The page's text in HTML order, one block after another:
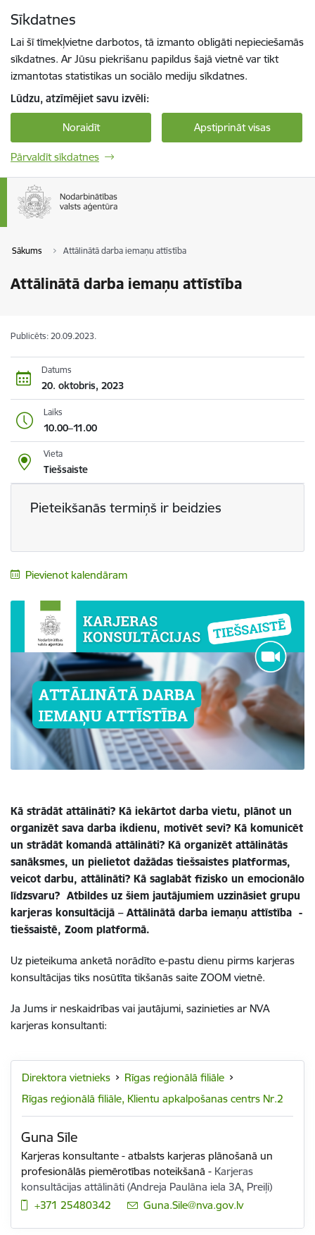
Sīkdatnes
Lai šī tīmekļvietne darbotos, tā izmanto obligāti nepieciešamās
sīkdatnes. Ar Jūsu piekrišanu papildus šajā vietnē var tikt
izmantotas statistikas un sociālo mediju sīkdatnes.
Lūdzu, atzīmējiet savu izvēli:
Noraidīt Apstiprināt visas
Pārvaldīt sīkdatnes
Sākums Attālinātā darba iemaņu attīstība
Attālinātā darba iemaņu attīstība
Publicēts: 20.09.2023.
Datums
20. oktobris, 2023
Laiks
10.00–11.00
Vieta
Tiešsaiste
Pieteikšanās termiņš ir beidzies
Pievienot kalendāram
Kā strādāt attālināti? Kā iekārtot darba vietu, plānot un
organizēt sava darba ikdienu, motivēt sevi? Kā komunicēt
un strādāt komandā attālināti? Kā organizēt attālinātās
sanāksmes, un pielietot dažādas tiešsaistes platformas,
veicot darbu, attālināti? Kā saglabāt fizisko un emocionālo
līdzsvaru? Atbildes uz šiem jautājumiem uzzināsiet grupu
karjeras konsultācijā – Attālinātā darba iemaņu attīstība -
tiešsaistē, Zoom platformā.
Uz pieteikuma anketā norādīto e-pastu dienu pirms karjeras
konsultācijas tiks nosūtīta tikšanās saite ZOOM vietnē.
Ja Jums ir neskaidrības vai jautājumi, sazinieties ar NVA
karjeras konsultanti:
Direktora vietnieks
Rīgas reģionālā filiāle
Rīgas reģionālā filiāle, Klientu apkalpošanas centrs Nr.2
Guna Sīle
Karjeras konsultante - atbalsts karjeras plānošanā un
profesionālās piemērotības noteikšanā - Karjeras
konsultācijas attālināti (Andreja Paulāna iela 3A, Preiļi)
+371 25480342
E-pasts:
Guna.Sile@nva.gov.lv